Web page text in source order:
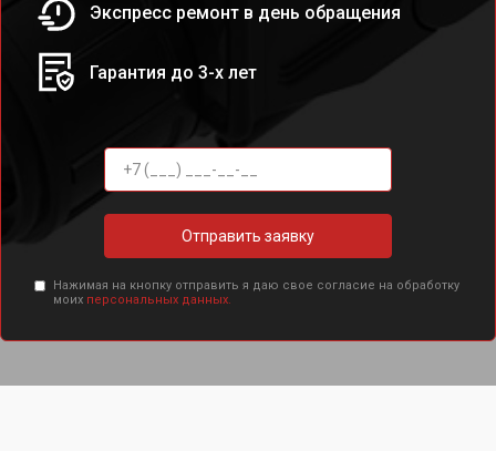
Экспресс ремонт в день обращения
Гарантия до 3-х лет
Отправить заявку
Нажимая на кнопку отправить я даю свое согласие на обработку
моих персональных данных.